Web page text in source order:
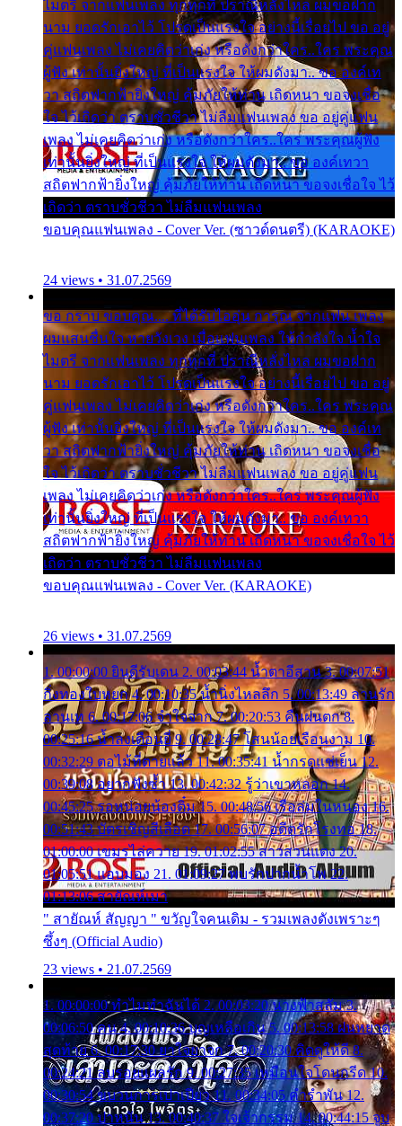
ไมตรี จากแฟนเพลง ทุกทุกที่ ปราณีหลั่งไหล ผมขอฝาก
นาม ยอดรักเอาไว้ โปรดเป็นแรงใจ อย่างนี้เรื่อยไป ขอ อยู่
คู่แฟนเพลง ไม่เคยคิดว่าเก่ง หรือดังกว่าใคร..ใคร พระคุณ
ผู้ฟัง เท่านั้นยิ่งใหญ่ ที่เป็นแรงใจ ให้ผมดังมา.. ขอ องค์เท
วา สถิตฟากฟ้ายิ่งใหญ่ คุ้มภัยให้ท่าน เถิดหนา ขอจงเชื่อ
ใจ ไว้เถิดว่า ตราบชั่วชีวา ไม่ลืมแฟนเพลง ขอ อยู่คู่แฟน
เพลง ไม่เคยคิดว่าเก่ง หรือดังกว่าใคร..ใคร พระคุณผู้ฟัง
เท่านั้นยิ่งใหญ่ ที่เป็นแรงใจ ให้ผมดังมา.. ขอ องค์เทวา
สถิตฟากฟ้ายิ่งใหญ่ คุ้มภัยให้ท่าน เถิดหนา ขอจงเชื่อใจ ไว้
เถิดว่า ตราบชั่วชีวา ไม่ลืมแฟนเพลง
ขอบคุณแฟนเพลง - Cover Ver. (ซาวด์ดนตรี) (KARAOKE)
24 views • 31.07.2569
ขอ กราบ ขอบคุณ.... ที่ได้รับไออุ่น การุณ จากแฟน เพลง
ผมแสนชื่นใจ หายวังเวง เมื่อแฟนเพลง ให้กำลังใจ น้ำใจ
ไมตรี จากแฟนเพลง ทุกทุกที่ ปราณีหลั่งไหล ผมขอฝาก
นาม ยอดรักเอาไว้ โปรดเป็นแรงใจ อย่างนี้เรื่อยไป ขอ อยู่
คู่แฟนเพลง ไม่เคยคิดว่าเก่ง หรือดังกว่าใคร..ใคร พระคุณ
ผู้ฟัง เท่านั้นยิ่งใหญ่ ที่เป็นแรงใจ ให้ผมดังมา.. ขอ องค์เท
วา สถิตฟากฟ้ายิ่งใหญ่ คุ้มภัยให้ท่าน เถิดหนา ขอจงเชื่อ
ใจ ไว้เถิดว่า ตราบชั่วชีวา ไม่ลืมแฟนเพลง ขอ อยู่คู่แฟน
เพลง ไม่เคยคิดว่าเก่ง หรือดังกว่าใคร..ใคร พระคุณผู้ฟัง
เท่านั้นยิ่งใหญ่ ที่เป็นแรงใจ ให้ผมดังมา.. ขอ องค์เทวา
สถิตฟากฟ้ายิ่งใหญ่ คุ้มภัยให้ท่าน เถิดหนา ขอจงเชื่อใจ ไว้
เถิดว่า ตราบชั่วชีวา ไม่ลืมแฟนเพลง
ขอบคุณแฟนเพลง - Cover Ver. (KARAOKE)
26 views • 31.07.2569
1. 00:00:00 ยินดีรับเดน 2. 00:03:44 น้ำตาอีสาน 3. 00:07:51
กิ่งทองใบหยก 4. 00:10:35 น้ำนิ่งไหลลึก 5. 00:13:49 ลานรัก
ลานเท 6. 00:17:06 จำใจจาก 7. 00:20:53 คืนฝนตก 8.
00:25:16 น้ำลงเดือนยี่ 9. 00:28:47 โสนน้อยเรือนงาม 10.
00:32:29 ตอไม้ที่ตายแล้ว 11. 00:35:41 น้ำกรดแช่เย็น 12.
00:39:08 อยากฟังซ้ำ 13. 00:42:32 รู้ว่าเขาหลอก 14.
00:45:25 รอหน่อยน้องติ๋ม 15. 00:48:56 เรือล่มในหนอง 16.
00:51:43 บัตรเชิญสีเลือด 17. 00:56:07 อดีตรักโรงทอ 18.
01:00:00 เขมรไล่ควาย 19. 01:02:55 สาวสวนแตง 20.
01:05:51 แอบมอง 21. 01:09:27 พบรักปากน้ำโพ 22.
01:13:06 สายัณห์เมา
" สายัณห์ สัญญา " ขวัญใจคนเดิม - รวมเพลงดังเพราะๆ
ซึ้งๆ (Official Audio)
23 views • 21.07.2569
1. 00:00:00 ทำไมทำฉันได้ 2. 00:03:20 นางฟ้าสลัม 3.
00:06:50 คน 4. 00:10:36 บุญเหลือเกิน 5. 00:13:58 ฝนหยาด
สุดท้าย 6. 00:17:30 ยาใจยาจก 7. 00:20:30 คิดดูให้ดี 8.
00:24:21 ลบรอยแผลรัก 9. 00:27:35 เหมือนใจโดนกรีด 10.
00:30:54 ขบวนการเปาเปียว 11. 00:34:05 คำรำพัน 12.
00:37:20 ปาหนัน 13. 00:40:37 ใจเจ้ากรรม 14. 00:44:15 จูบ